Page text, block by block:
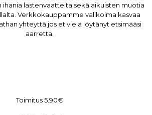
ihania lastenvaatteita sekä aikuisten muotia
Verkkokauppamme valikoima kasvaa
yhteyttä jos et vielä löytänyt etsimääsi
aarretta.
Toimitus 5.90€